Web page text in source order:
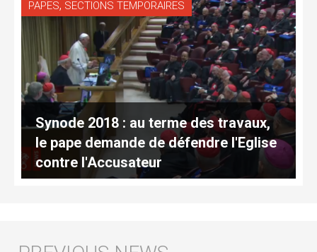
PAPES, SECTIONS TEMPORAIRES
Synode 2018 : au terme des travaux,
le pape demande de défendre l'Eglise
contre l'Accusateur